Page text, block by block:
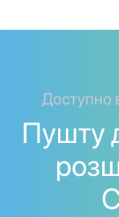
Доступно
Пушту